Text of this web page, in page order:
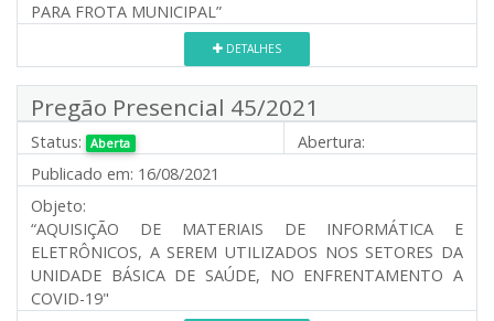
PARA FROTA MUNICIPAL”
DETALHES
Pregão Presencial 45/2021
Status: Aberta
Abertura:
Publicado em: 16/08/2021
Objeto:
“AQUISIÇÃO DE MATERIAIS DE INFORMÁTICA E
ELETRÔNICOS, A SEREM UTILIZADOS NOS SETORES DA
UNIDADE BÁSICA DE SAÚDE, NO ENFRENTAMENTO A
COVID-19"